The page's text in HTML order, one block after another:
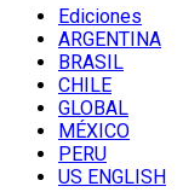
Ediciones
ARGENTINA
BRASIL
CHILE
GLOBAL
MÉXICO
PERU
US ENGLISH